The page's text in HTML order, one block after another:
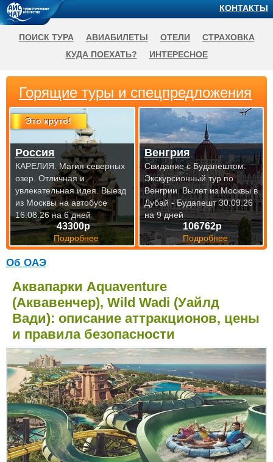
Об ОАЭ
Аквапарки Aquaventure
(Аквавенчер), Wild Wadi (Уайлд
Вади): описание аттракционов, цены
и правила безопасности
Горящие туры и спецпредложения
Это круто!
43300р
Подробнее
Россия
КАРЕЛИЯ. Магия северных
озер. Отличная и
увлекательная идея.Выезд
из Москвы на автобусе
16.08.26 на 6 дней
106762р
Подробнее
Венгрия
Свидание с Будапештом.
Экскурсионный тур по
Венгрии.Вылет из Москвы в
Дубай - Будапешт 30.09.26
на 9 дней
КОНТАКТЫ
ПОИСК ТУРА АВИАБИЛЕТЫ ОТЕЛИ
СТРАХОВКА
КУДА ПОЕХАТЬ?
ИНТЕРЕСНОЕ